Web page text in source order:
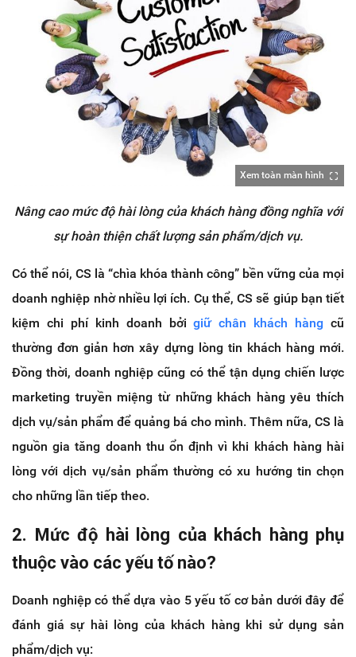
Xem toàn màn hình
Nâng cao mức độ hài lòng của khách hàng đồng nghĩa với
sự hoàn thiện chất lượng sản phẩm/dịch vụ.
Có thể nói, CS là “chìa khóa thành công” bền vững của mọi
doanh nghiệp nhờ nhiều lợi ích. Cụ thể, CS sẽ giúp bạn tiết
kiệm chi phí kinh doanh bởigiữ chân khách hàng cũ
thường đơn giản hơn xây dựng lòng tin khách hàng mới.
Đồng thời, doanh nghiệp cũng có thể tận dụng chiến lược
marketing truyền miệng từ những khách hàng yêu thích
dịch vụ/sản phẩm để quảng bá cho mình. Thêm nữa, CS là
nguồn gia tăng doanh thu ổn định vì khi khách hàng hài
lòng với dịch vụ/sản phẩm thường có xu hướng tin chọn
cho những lần tiếp theo.
2. Mức độ hài lòng của khách hàng phụ
thuộc vào các yếu tố nào?
Doanh nghiệp có thể dựa vào 5 yếu tố cơ bản dưới đây để
đánh giá sự hài lòng của khách hàng khi sử dụng sản
phẩm/dịch vụ: